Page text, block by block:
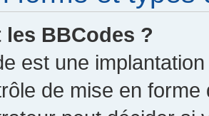
les BBCodes ?
est une
de mise en forme